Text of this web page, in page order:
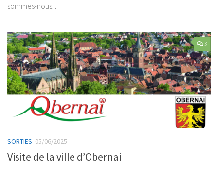
sommes-nous...
3
SORTIES 05/06/2025
Visite de la ville d’Obernai